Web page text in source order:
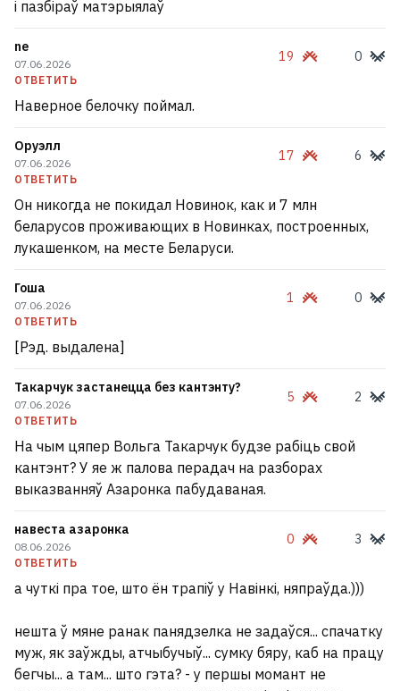
і пазбіраў матэрыялаў
ne
07.06.2026
ОТВЕТИТЬ
19 0
Наверное белочку поймал.
Оруэлл
07.06.2026
ОТВЕТИТЬ
17 6
Он никогда не покидал Новинок, как и 7 млн
беларусов проживающих в Новинках, построенных,
лукашенком, на месте Беларуси.
Гоша
07.06.2026
ОТВЕТИТЬ
1 0
[Рэд. выдалена]
Такарчук застанецца без кантэнту?
07.06.2026
ОТВЕТИТЬ
5 2
На чым цяпер Вольга Такарчук будзе рабіць свой
кантэнт? У яе ж палова перадач на разборах
выказванняў Азаронка пабудаваная.
навеста азаронка
08.06.2026
ОТВЕТИТЬ
0 3
а чуткі пра тое, што ён трапіў у Навінкі, няпраўда.)))
нешта ў мяне ранак панядзелка не задаўся... спачатку
муж, як заўжды, атчыбучыў... сумку бяру, каб на працу
бегчы... а там... што гэта? - у першы момант не